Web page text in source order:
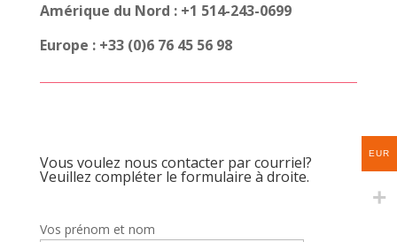
Amérique du Nord : +1 514-243-0699
Europe : +33 (0)6 76 45 56 98
Vous voulez nous contacter par courriel?
Veuillez compléter le formulaire à droite.
Vos prénom et nom
EUR